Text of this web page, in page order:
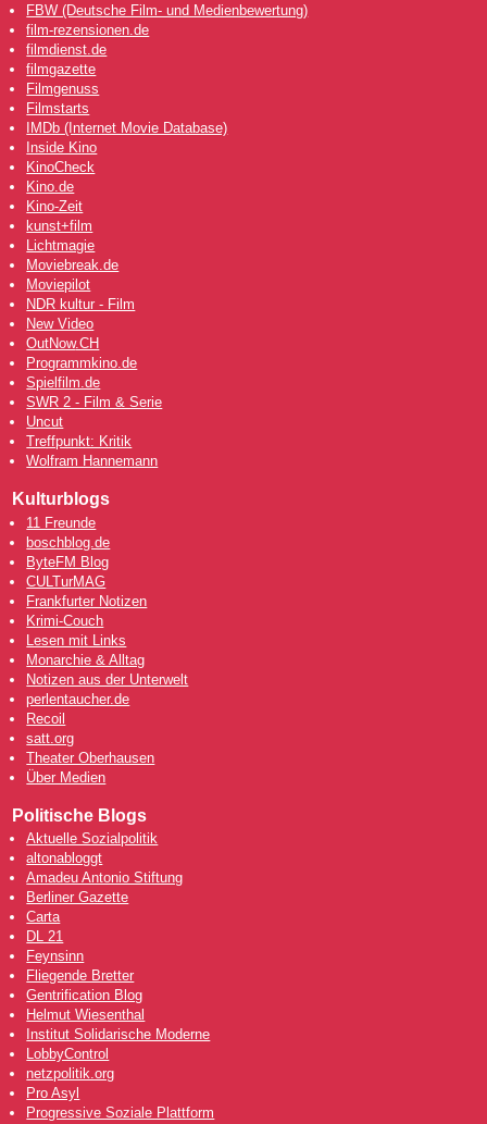
FBW (Deutsche Film- und Medienbewertung)
film-rezensionen.de
filmdienst.de
filmgazette
Filmgenuss
Filmstarts
IMDb (Internet Movie Database)
Inside Kino
KinoCheck
Kino.de
Kino-Zeit
kunst+film
Lichtmagie
Moviebreak.de
Moviepilot
NDR kultur - Film
New Video
OutNow.CH
Programmkino.de
Spielfilm.de
SWR 2 - Film & Serie
Uncut
Treffpunkt: Kritik
Wolfram Hannemann
Kulturblogs
11 Freunde
boschblog.de
ByteFM Blog
CULTurMAG
Frankfurter Notizen
Krimi-Couch
Lesen mit Links
Monarchie & Alltag
Notizen aus der Unterwelt
perlentaucher.de
Recoil
satt.org
Theater Oberhausen
Über Medien
Politische Blogs
Aktuelle Sozialpolitik
altonabloggt
Amadeu Antonio Stiftung
Berliner Gazette
Carta
DL 21
Feynsinn
Fliegende Bretter
Gentrification Blog
Helmut Wiesenthal
Institut Solidarische Moderne
LobbyControl
netzpolitik.org
Pro Asyl
Progressive Soziale Plattform